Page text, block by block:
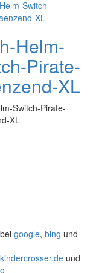
Helm-
Pirate-
XL
Switch-Pirate-
XL
google, bing und
kindercrosser.de und